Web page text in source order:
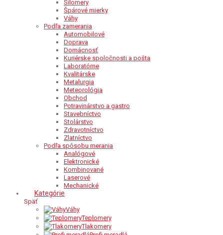
Silomery
Špárové mierky
Váhy
Podľa zamerania
Automobilové
Doprava
Domácnosť
Kuriérske spoločnosti a pošta
Laboratórne
Kvalitárske
Metalurgia
Meteorológia
Obchod
Potravinárstvo a gastro
Stavebníctvo
Stolárstvo
Zdravotníctvo
Zlatníctvo
Podľa spôsobu merania
Analógové
Elektronické
Kombinované
Laserové
Mechanické
Kategórie
Späť
Váhy
Teplomery
Tlakomery